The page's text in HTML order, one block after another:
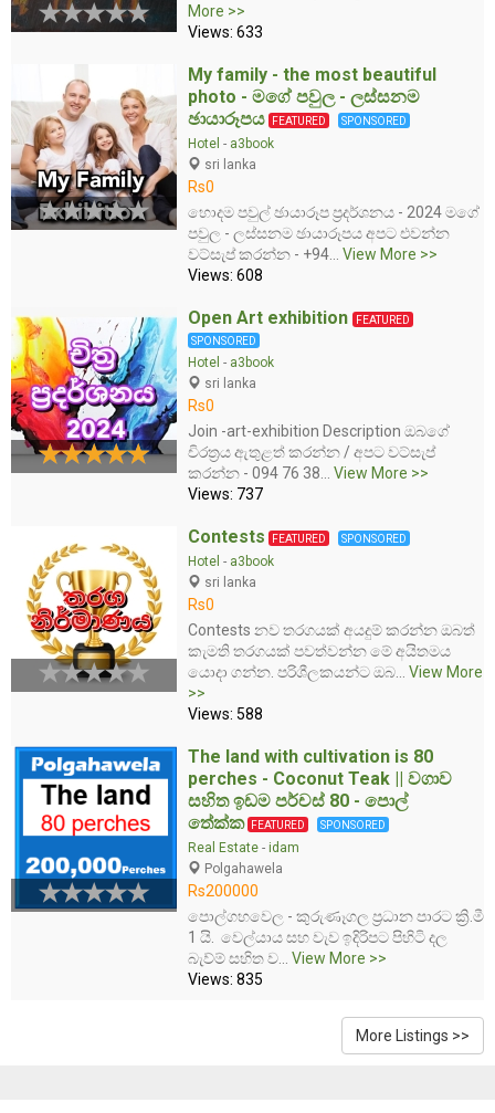
More >>
Views: 633
My family - the most beautiful
photo - මගේ පවුල - ලස්සනම
ඡායාරූපය
FEATURED SPONSORED
Hotel - a3book
sri lanka
Rs0
හොදම පවුල් ඡායාරූප ප්‍රදර්ශනය - 2024 මගේ
පවුල - ලස්සනම ඡායාරූපය අපට එවන්න
වට්සැප් කරන්න - +94... View More >>
Views: 608
Open Art exhibition
FEATURED
SPONSORED
Hotel - a3book
sri lanka
Rs0
Join -art-exhibition Description ඔබගේ
චිරත්‍රය ඇතුළත් කරන්න / අපට වට්සැප්
කරන්න - 094 76 38... View More >>
Views: 737
Contests FEATURED SPONSORED
Hotel - a3book
sri lanka
Rs0
Contests නව තරගයක් අයදුම් කරන්න ඔබත්
කැමති තරගයක් පවත්වන්න මේ අයිතමය
යොදා ගන්න. පරිශීලකයන්ට ඔබ... View More
>>
Views: 588
The land with cultivation is 80
perches - Coconut Teak || වගාව
සහිත ඉඩම පර්චස් 80 - පොල්
තේක්ක
FEATURED SPONSORED
Real Estate - idam
Polgahawela
Rs200000
පොල්ගහවෙල - කුරුණෑගල ප්‍රධාන පාරට ක්‍රි.මී
1 යි. වෙල්යාය සහ වැව ඉදිරිපට පිහිටි දල
බැව්ම් සහිත ව... View More >>
Views: 835
More Listings >>